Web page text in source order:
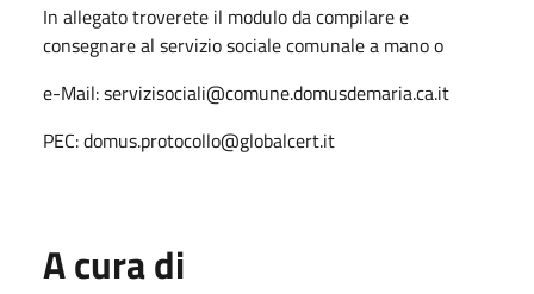
In allegato troverete il modulo da compilare e
consegnare al servizio sociale comunale a mano o
e-Mail: servizisociali@comune.domusdemaria.ca.it
PEC: domus.protocollo@globalcert.it
A cura di